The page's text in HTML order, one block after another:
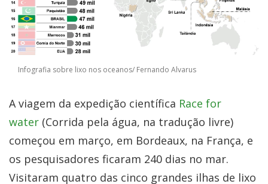
Infografia sobre lixo nos oceanos/ Fernando Alvarus
A viagem da expedição científica Race for
water (Corrida pela água, na tradução livre)
começou em março, em Bordeaux, na França, e
os pesquisadores ficaram 240 dias no mar.
Visitaram quatro das cinco grandes ilhas de lixo